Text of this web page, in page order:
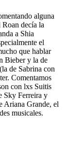
alguna
Roan decía la
a Shia
el
que hablar
Bieber y la de
de Sabrina con
Comentamos
con lxs Suitis
Sky Ferreira y
Ariana Grande, el
musicales.